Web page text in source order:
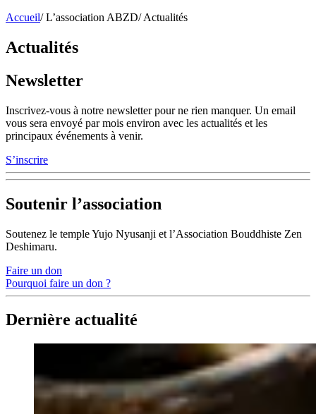
Accueil/ L’association ABZD/ Actualités
Actualités
Newsletter
Inscrivez-vous à notre newsletter pour ne rien manquer. Un email
vous sera envoyé par mois environ avec les actualités et les
principaux événements à venir.
S’inscrire
Soutenir l’association
Soutenez le temple Yujo Nyusanji et l’Association Bouddhiste Zen
Deshimaru.
Faire un don
Pourquoi faire un don ?
Dernière actualité